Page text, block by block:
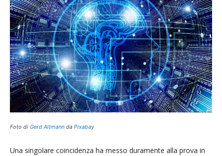
Foto di Gerd Altmann da Pixabay
Una singolare coincidenza ha messo duramente alla prova in